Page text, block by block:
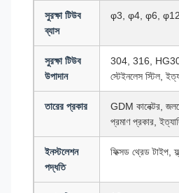
সুরক্ষা টিউব
ব্যাস
φ3, φ4, φ6,
সুরক্ষা টিউব
উপাদান
304, 316,
স্টেইনলেস স্টিল,
তারের প্রকার
GDM কানেক্টর,
প্রমাণ প্রকার,
ইনস্টলেশন
পদ্ধতি
ফিক্সড থ্রেড টাইপ,